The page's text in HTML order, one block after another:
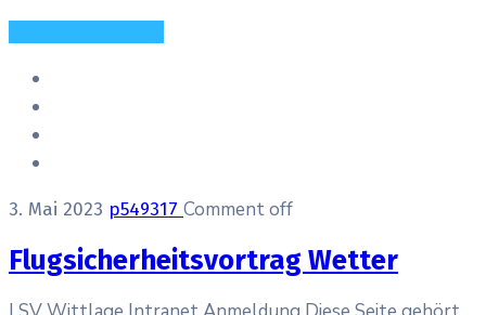
3. Mai 2023 p549317 Comment off
Flugsicherheitsvortrag Wetter